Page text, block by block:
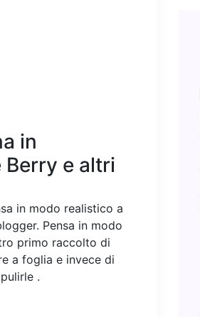
in
e altri
in modo realistico a
Pensa in modo
primo raccolto di
a foglia e invece di
.